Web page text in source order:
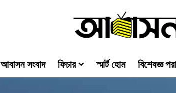
আবাসন সংবাদ ফিচার স্মার্ট হোম বিশেষজ্ঞ